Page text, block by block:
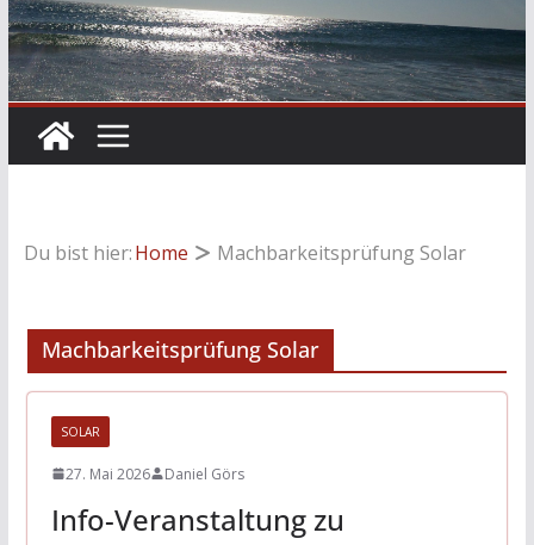
Du bist hier:Home Machbarkeitsprüfung Solar
Machbarkeitsprüfung Solar
SOLAR
27. Mai 2026 Daniel Görs
Info-Veranstaltung zu